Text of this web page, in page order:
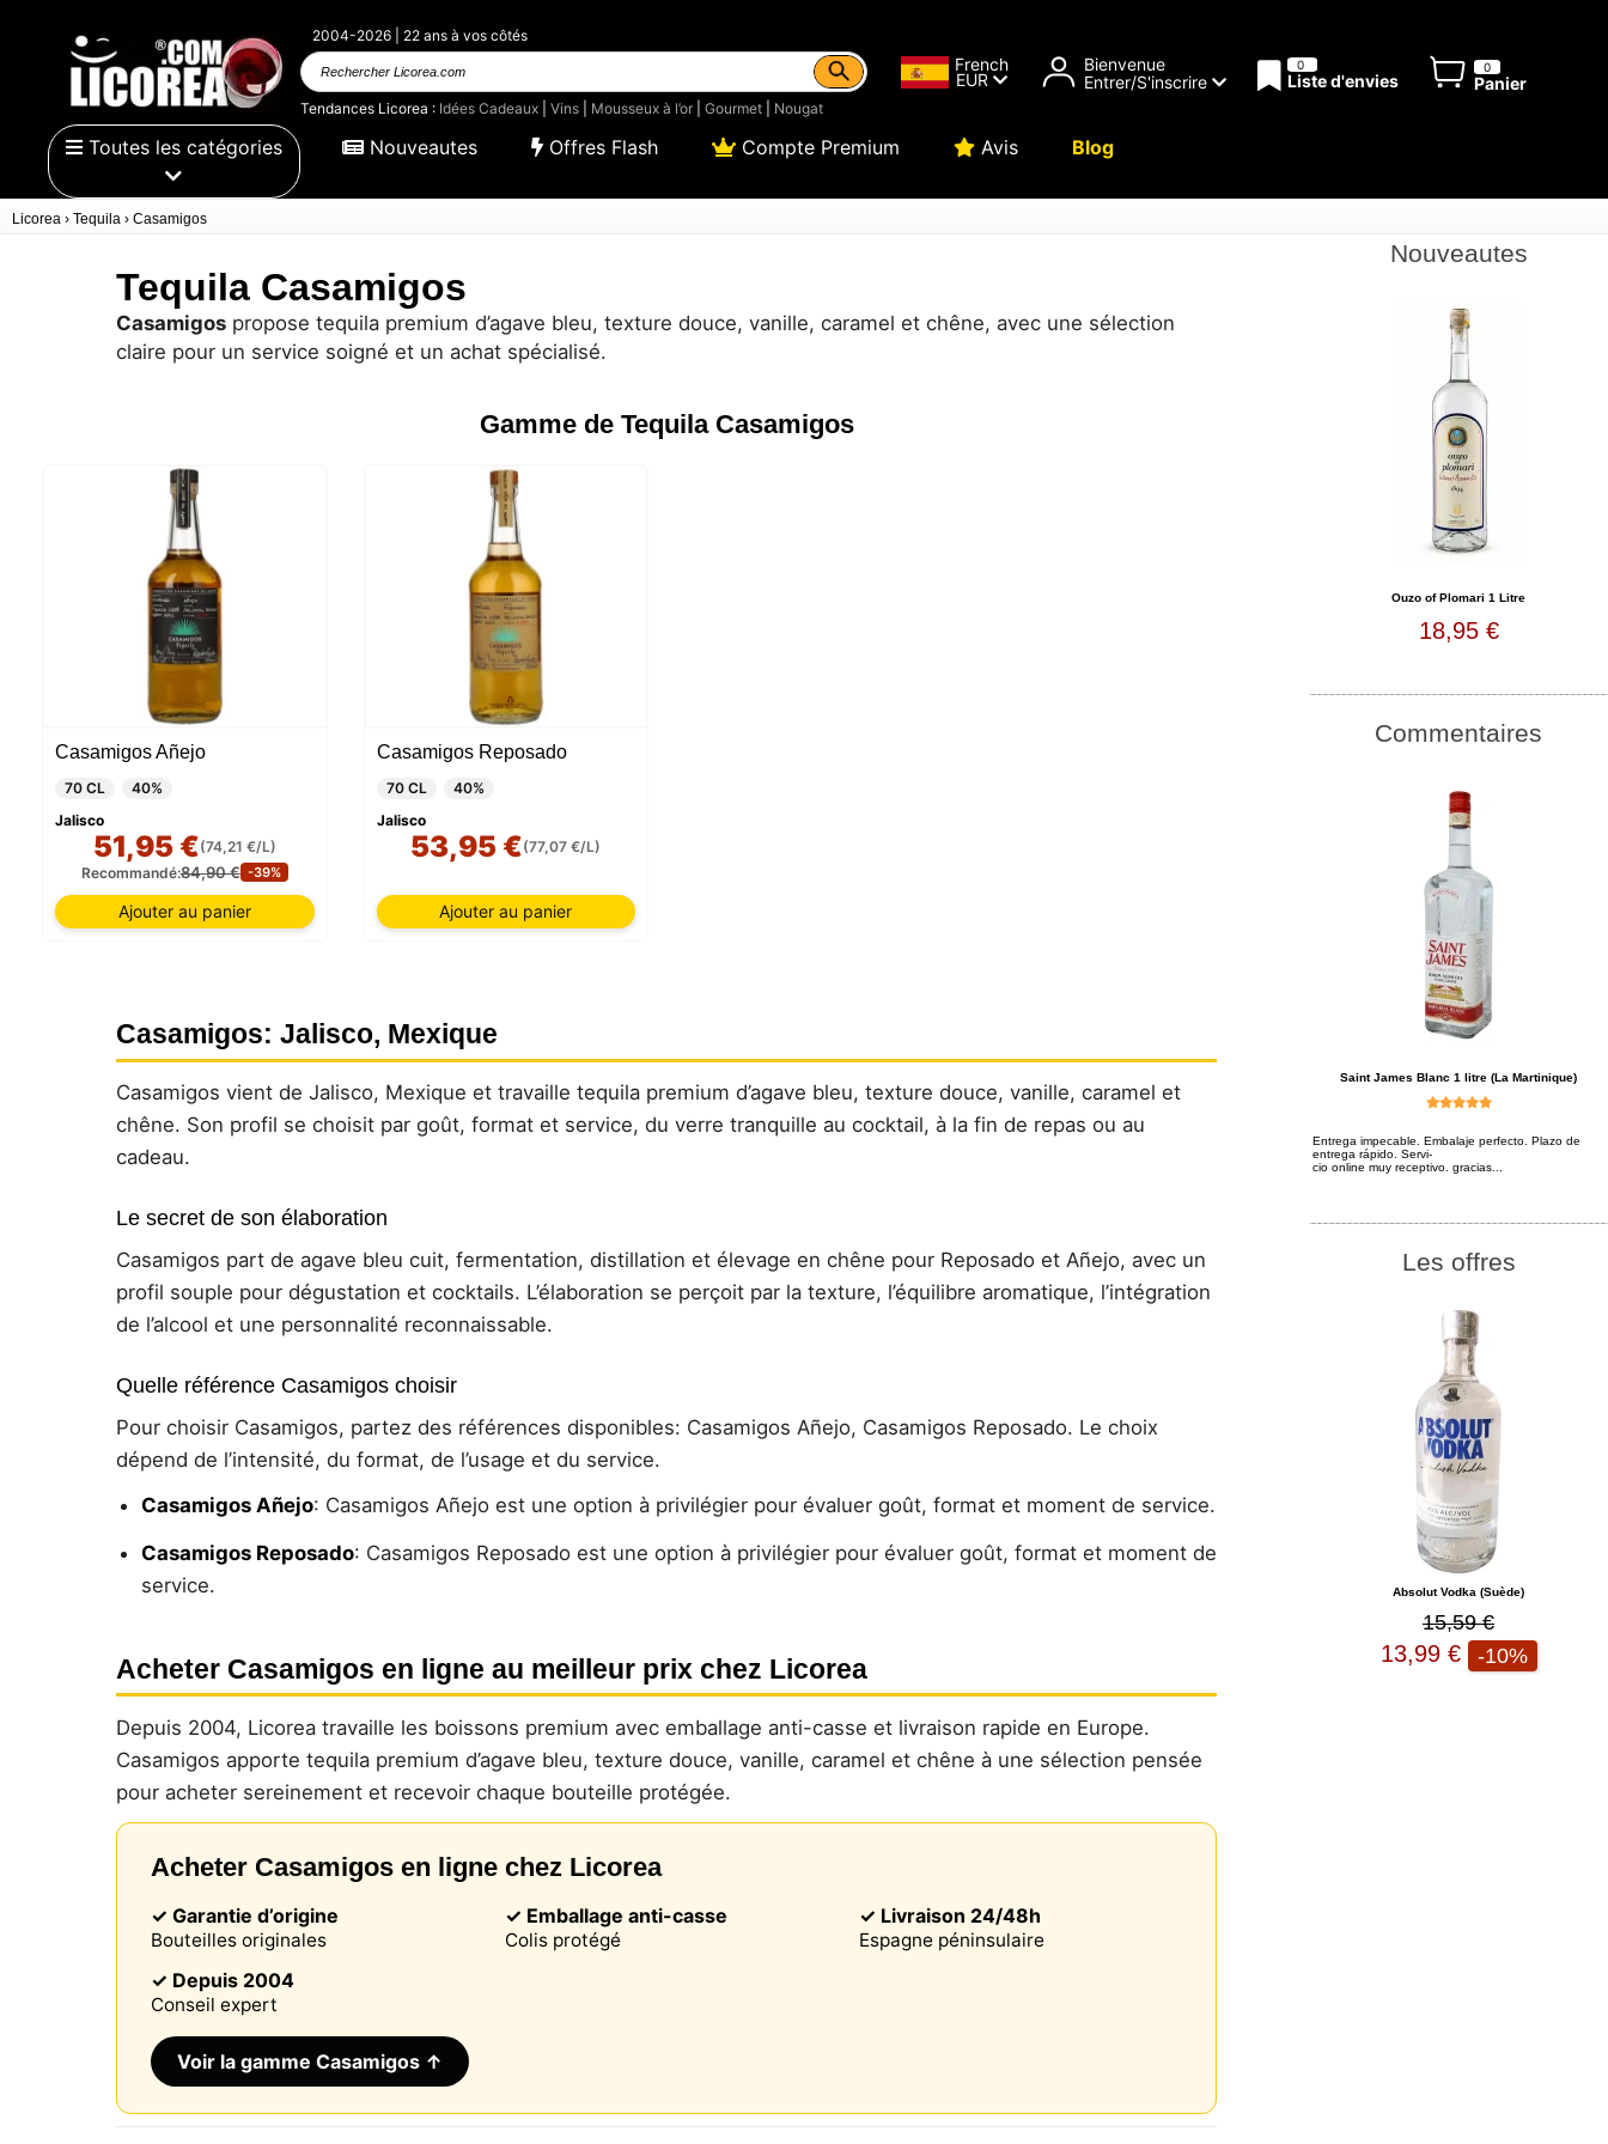
2004-2026 | 22 ans à vos côtés
Rechercher
Licorea.com
Tendances Licorea : Idées Cadeaux| Vins| Mousseux à l’or| Gourmet| Nougat
French
EUR
Bienvenue
Entrer/S'inscrire
0
Liste d'envies
0
Panier
Toutes les catégories Nouveautes Offres Flash Compte Premium Avis Blog
Licorea › Tequila › Casamigos
Tequila Casamigos
Casamigos propose tequila premium d’agave bleu, texture douce, vanille, caramel et chêne, avec une sélection
claire pour un service soigné et un achat spécialisé.
Gamme de Tequila Casamigos
Casamigos Añejo
70 CL
40%
Jalisco
51,95 €(74,21 €/L)
Recommandé:84,90 € -39%
Ajouter au panier
Casamigos Reposado
70 CL
40%
Jalisco
53,95 €(77,07 €/L)
Ajouter au panier
Casamigos: Jalisco, Mexique
Casamigos vient de Jalisco, Mexique et travaille tequila premium d’agave bleu, texture douce, vanille, caramel et
chêne. Son profil se choisit par goût, format et service, du verre tranquille au cocktail, à la fin de repas ou au
cadeau.
Le secret de son élaboration
Casamigos part de agave bleu cuit, fermentation, distillation et élevage en chêne pour Reposado et Añejo, avec un
profil souple pour dégustation et cocktails. L’élaboration se perçoit par la texture, l’équilibre aromatique, l’intégration
de l’alcool et une personnalité reconnaissable.
Quelle référence Casamigos choisir
Pour choisir Casamigos, partez des références disponibles: Casamigos Añejo, Casamigos Reposado. Le choix
dépend de l’intensité, du format, de l’usage et du service.
Casamigos Añejo: Casamigos Añejo est une option à privilégier pour évaluer goût, format et moment de service.
Casamigos Reposado: Casamigos Reposado est une option à privilégier pour évaluer goût, format et moment de
service.
Acheter Casamigos en ligne au meilleur prix chez Licorea
Depuis 2004, Licorea travaille les boissons premium avec emballage anti-casse et livraison rapide en Europe.
Casamigos apporte tequila premium d’agave bleu, texture douce, vanille, caramel et chêne à une sélection pensée
pour acheter sereinement et recevoir chaque bouteille protégée.
Acheter Casamigos en ligne chez Licorea
✓ Garantie d’origine
Bouteilles originales
✓ Emballage anti-casse
Colis protégé
✓ Livraison 24/48h
Espagne péninsulaire
✓ Depuis 2004
Conseil expert
Voir la gamme Casamigos ↑
Nouveautes
Ouzo of Plomari 1 Litre
18,95 €
Commentaires
Saint James Blanc 1 litre (La Martinique)
Entrega impecable. Embalaje perfecto. Plazo de
entrega rápido. Servi-
cio online muy receptivo. gracias...
Les offres
Absolut Vodka (Suède)
15,59 €
13,99 € -10%
par ces technologies incluent des données liées à votre compte utilisateur,